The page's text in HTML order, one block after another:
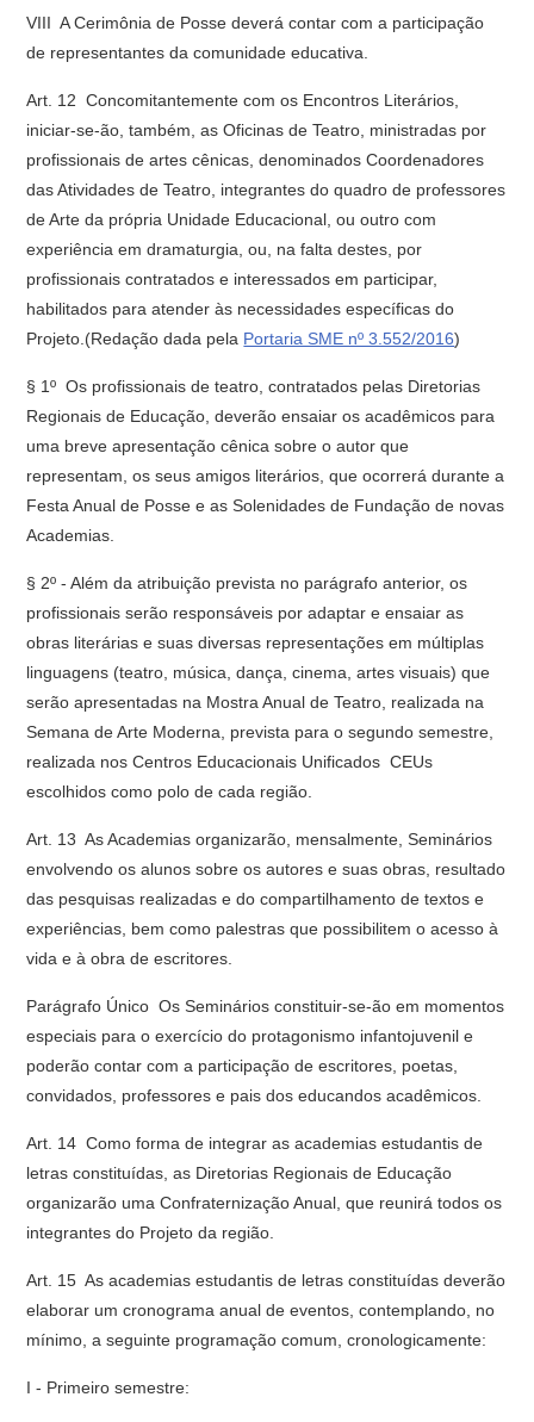
VIII  A Cerimônia de Posse deverá contar com a participação
de representantes da comunidade educativa.
Art. 12  Concomitantemente com os Encontros Literários,
iniciar-se-ão, também, as Oficinas de Teatro, ministradas por
profissionais de artes cênicas, denominados Coordenadores
das Atividades de Teatro, integrantes do quadro de professores
de Arte da própria Unidade Educacional, ou outro com
experiência em dramaturgia, ou, na falta destes, por
profissionais contratados e interessados em participar,
habilitados para atender às necessidades específicas do
Projeto.(Redação dada pela Portaria SME nº 3.552/2016)
§ 1º  Os profissionais de teatro, contratados pelas Diretorias
Regionais de Educação, deverão ensaiar os acadêmicos para
uma breve apresentação cênica sobre o autor que
representam, os seus amigos literários, que ocorrerá durante a
Festa Anual de Posse e as Solenidades de Fundação de novas
Academias.
§ 2º - Além da atribuição prevista no parágrafo anterior, os
profissionais serão responsáveis por adaptar e ensaiar as
obras literárias e suas diversas representações em múltiplas
linguagens (teatro, música, dança, cinema, artes visuais) que
serão apresentadas na Mostra Anual de Teatro, realizada na
Semana de Arte Moderna, prevista para o segundo semestre,
realizada nos Centros Educacionais Unificados  CEUs
escolhidos como polo de cada região.
Art. 13  As Academias organizarão, mensalmente, Seminários
envolvendo os alunos sobre os autores e suas obras, resultado
das pesquisas realizadas e do compartilhamento de textos e
experiências, bem como palestras que possibilitem o acesso à
vida e à obra de escritores.
Parágrafo Único  Os Seminários constituir-se-ão em momentos
especiais para o exercício do protagonismo infantojuvenil e
poderão contar com a participação de escritores, poetas,
convidados, professores e pais dos educandos acadêmicos.
Art. 14  Como forma de integrar as academias estudantis de
letras constituídas, as Diretorias Regionais de Educação
organizarão uma Confraternização Anual, que reunirá todos os
integrantes do Projeto da região.
Art. 15  As academias estudantis de letras constituídas deverão
elaborar um cronograma anual de eventos, contemplando, no
mínimo, a seguinte programação comum, cronologicamente:
I - Primeiro semestre: